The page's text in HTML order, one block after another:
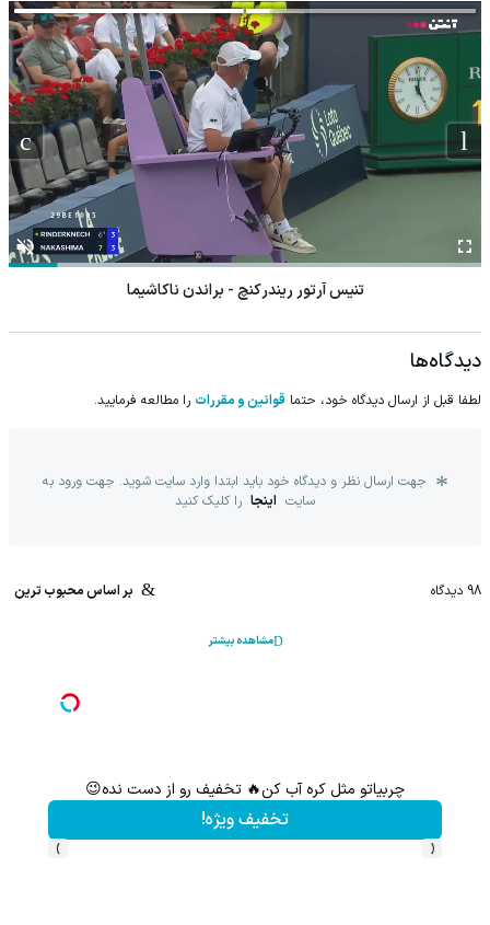
تنیس آرتور ریندرکنچ - براندن ناکاشیما
دیدگاه‌ها
لطفا قبل از ارسال دیدگاه خود، حتما قوانین و مقررات را مطالعه فرمایید.
جهت ارسال نظر و دیدگاه خود باید ابتدا وارد سایت شوید. جهت ورود به
سایت اینجا را کلیک کنید
98 دیدگاه بر اساس محبوب ترین
مشاهده بیشتر
از الان تا آخر تابستون حداقل 12کیلو چربی میسوزونی🧨
تخفیف ویژه!
‹
›